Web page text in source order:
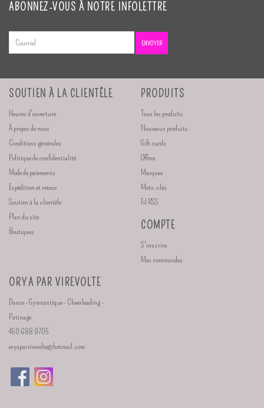
ABONNEZ-VOUS À NOTRE INFOLETTRE
ENVOYER
SOUTIEN À LA CLIENTÈLE
Heures d'ouverture
À propos de nous
Conditions générales
Politique de confidentialité
Mode de paiements
Expédition et retour
Soutien à la clientèle
Plan du site
Boutiques
PRODUITS
Tous les produits
Nouveaux produits
Gift cards
Offres
Marques
Mots-clés
Fil RSS
COMPTE
S'inscrire
Mes commandes
ORYA PAR VIREVOLTE
Danse - Gymnastique - Cheerleading -
Patinage
450 688 9705
oryaparvirevolte@hotmail.com